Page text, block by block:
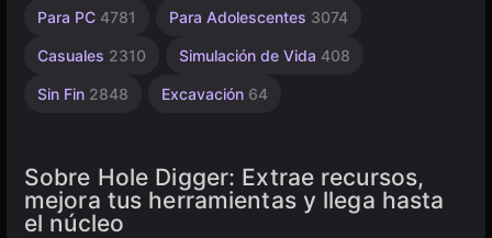
Para PC 4781 Para Adolescentes 3074
Casuales 2310 Simulación de Vida 408
Sin Fin 2848 Excavación 64
Escritorio
Alta
3569
Minería
Browser
Unity
línea
Sobre Hole Digger: Extrae recursos,
mejora tus herramientas y llega hasta
el núcleo